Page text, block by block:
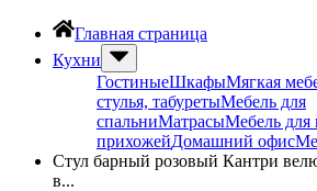
Главная страница
Кухни
ГостиныеШкафыМягкая
стулья, табуретыМебель для
спальниМатрасыМебель для
прихожейДомашний офис
Стул барный розовый Кантри
в...